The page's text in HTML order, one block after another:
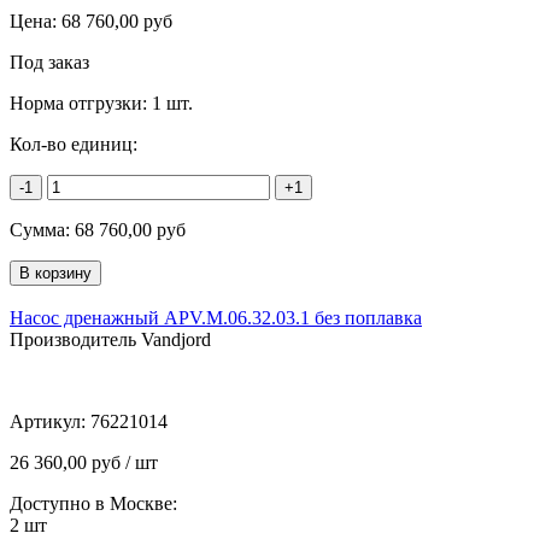
Цена: 68 760,00 руб
Под заказ
Норма отгрузки: 1 шт.
Кол-во единиц:
-1 +1
Сумма: 68 760,00 руб
Насос дренажный APV.M.06.32.03.1 без поплавка
Производитель Vandjord
Артикул: 76221014
26 360,00 руб / шт
Доступно в Москве:
2 шт